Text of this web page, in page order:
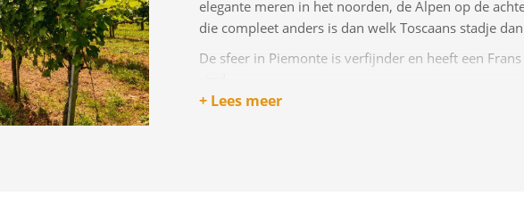
elegante meren in het noorden, de Alpen op de
die compleet anders is dan welk Toscaans stadje
De sfeer in Piemonte is verfijnder en heeft een
+ Lees meer